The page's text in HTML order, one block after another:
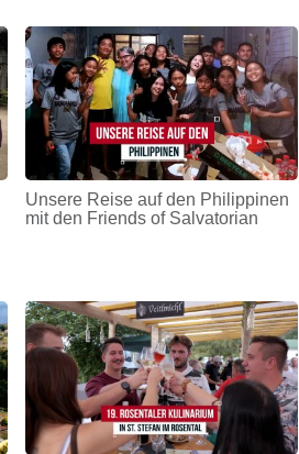
Unsere Reise auf den Philippinen
mit den Friends of Salvatorian